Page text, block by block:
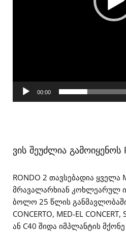
00:00
ვის შეუძლია გამოიყენოს
RONDO 2 თავსებადია ყველა
მრავალარხიან კოხლეარულ
ბოლო 25 წლის განმავლობაში
CONCERTO, MED-EL CONCERT,
ან C40 შიდა იმპლანტის